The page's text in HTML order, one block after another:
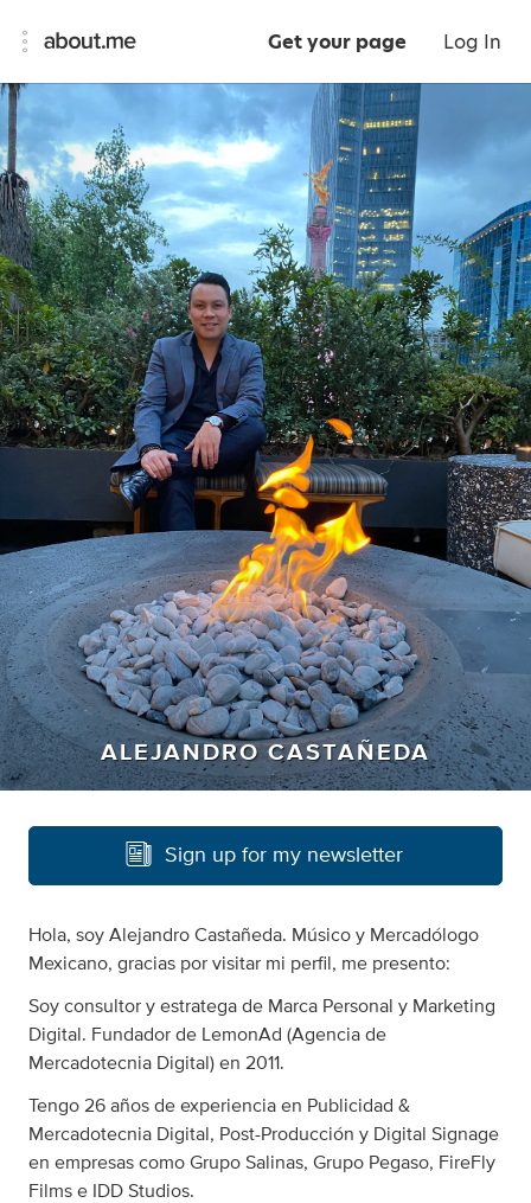
Get your page Log In
ALEJANDRO CASTAÑEDA
Sign up for my newsletter
Hola, soy Alejandro Castañeda. Músico y Mercadólogo
Mexicano, gracias por visitar mi perfil, me presento:
Soy consultor y estratega de Marca Personal y Marketing
Digital. Fundador de LemonAd (Agencia de
Mercadotecnia Digital) en 2011.
Tengo 26 años de experiencia en Publicidad &
Mercadotecnia Digital, Post-Producción y Digital Signage
en empresas como Grupo Salinas, Grupo Pegaso, FireFly
Films e IDD Studios.